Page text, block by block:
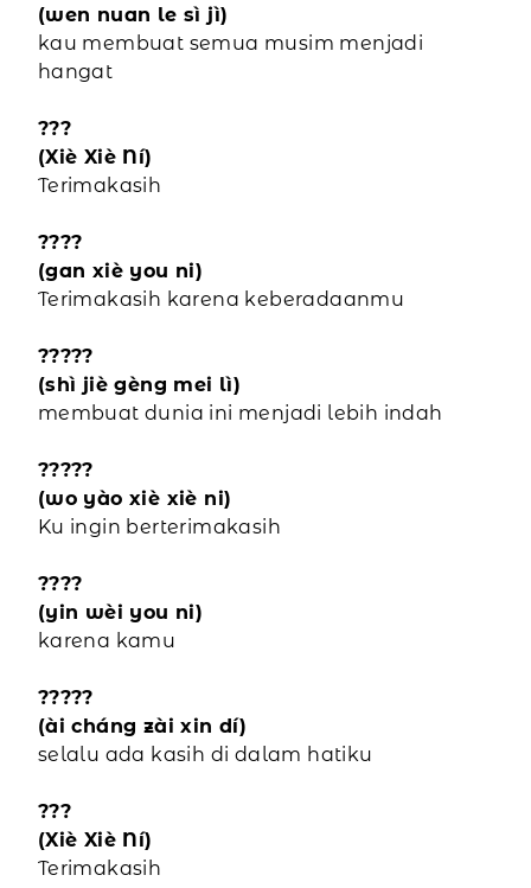
(wen nuan le sì jì)
kau membuat semua musim menjadi
hangat
???
(Xiè Xiè Ní)
Terimakasih
????
(gan xiè you ni)
Terimakasih karena keberadaanmu
?????
(shì jiè gèng mei lì)
membuat dunia ini menjadi lebih indah
?????
(wo yào xiè xiè ni)
Ku ingin berterimakasih
????
(yin wèi you ni)
karena kamu
?????
(ài cháng zài xin dí)
selalu ada kasih di dalam hatiku
???
(Xiè Xiè Ní)
Terimakasih